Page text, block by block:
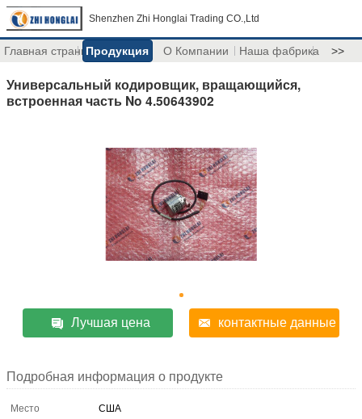
Shenzhen Zhi Honglai Trading CO.,Ltd
Главная страницаПродукция О Компании Наша фабрика >>
Универсальный кодировщик, вращающийся,
встроенная часть No 4.50643902
Лучшая цена контактные данные
Подробная информация о продукте
Место
США